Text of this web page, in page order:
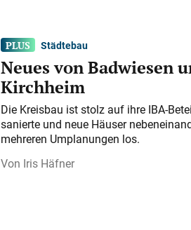
Städtebau
Neues von Badwiesen
Kirchheim
Die Kreisbau ist stolz auf ihre IBA-
sanierte und neue Häuser
mehreren Umplanungen los.
Iris Häfner